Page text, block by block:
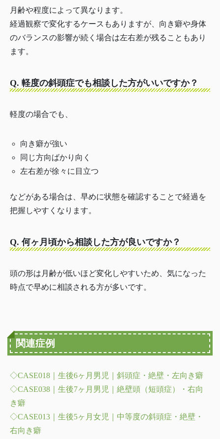
月齢や程度によって異なります。
経過観察で変化するケースもありますが、向き癖や身体
のバランスの影響が続く場合は左右差が残ることもあり
ます。
Q. 軽度の斜頭症でも相談した方がいいですか？
軽度の場合でも、
向き癖が強い
同じ方向ばかり向く
左右差が徐々に目立つ
などがある場合は、早めに状態を確認することで経過を
把握しやすくなります。
Q. 何ヶ月頃から相談した方が良いですか？
頭の形は月齢が低いほど変化しやすいため、気になった
時点で早めに相談される方が多いです。
関連症例
◇CASE018｜生後6ヶ月男児｜斜頭症・絶壁・左向き癖
◇CASE038｜生後7ヶ月男児｜絶壁頭（短頭症）・右向
き癖
◇CASE013｜生後5ヶ月女児｜中等度の斜頭症・絶壁・
右向き癖